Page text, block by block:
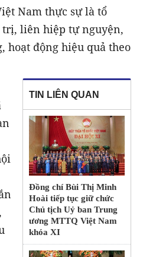
Nam thực sự là tổ
liên hiệp tự nguyện,
hoạt động hiệu quả theo
TIN LIÊN QUAN
Đồng chí Bùi Thị Minh
Hoài tiếp tục giữ chức
Chủ tịch Uỷ ban Trung
ương MTTQ Việt Nam
khóa XI